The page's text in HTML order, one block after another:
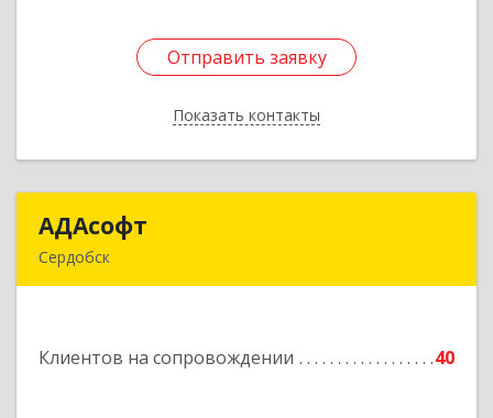
Отправить заявку
Показать контакты
Отправить заявку
Назад
АДАсофт
Сердобск
Клиентов на сопровождении 40
Подробнее